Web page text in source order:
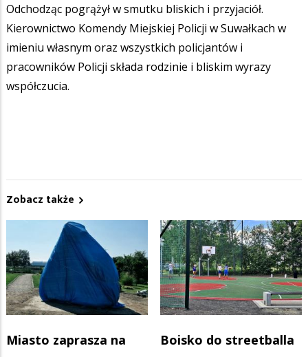
Odchodząc pogrążył w smutku bliskich i przyjaciół.
Kierownictwo Komendy Miejskiej Policji w Suwałkach w
imieniu własnym oraz wszystkich policjantów i
pracowników Policji składa rodzinie i bliskim wyrazy
współczucia.
Zobacz także
Miasto zaprasza na
Boisko do streetballa